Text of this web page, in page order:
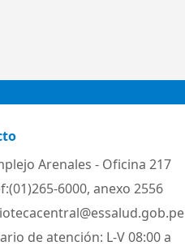
Arenales - Oficina 217
6000, anexo 2556
de atención: L-V 08:00 a